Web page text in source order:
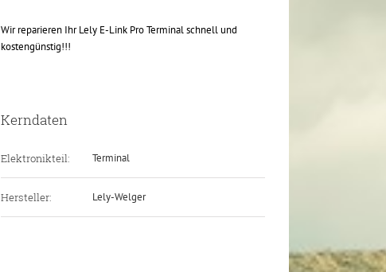
Wir reparieren Ihr Lely E-Link Pro Terminal schnell und
kostengünstig!!!
Kerndaten
Elektronikteil: Terminal
Hersteller: Lely-Welger